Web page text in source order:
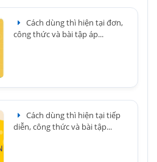
Cách dùng thì hiện tại đơn,
công thức và bài tập áp...
Cách dùng thì hiện tại tiếp
diễn, công thức và bài tập...